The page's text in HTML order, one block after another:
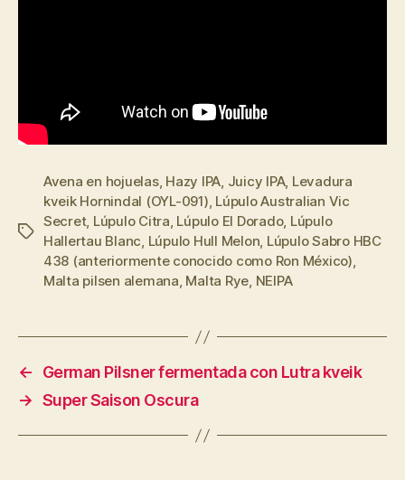
Etiquetas
Avena en hojuelas, Hazy IPA, Juicy IPA, Levadura
kveik Hornindal (OYL-091), Lúpulo Australian Vic
Secret, Lúpulo Citra, Lúpulo El Dorado, Lúpulo
Hallertau Blanc, Lúpulo Hull Melon, Lúpulo Sabro HBC
438 (anteriormente conocido como Ron México),
Malta pilsen alemana, Malta Rye, NEIPA
←
German Pilsner fermentada con Lutra kveik
→ Super Saison Oscura